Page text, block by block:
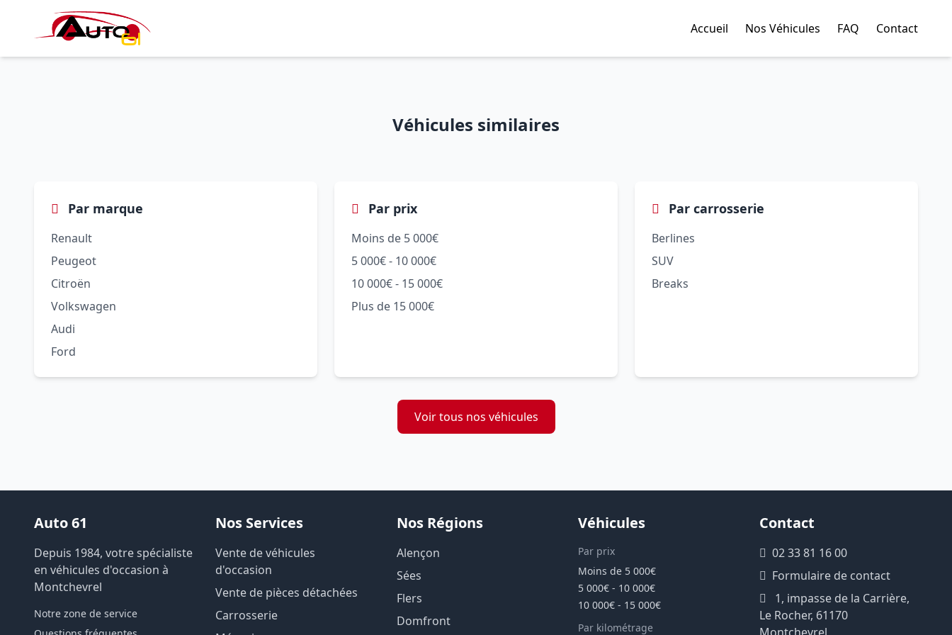
Accueil Nos Véhicules FAQ Contact
Véhicules similaires
Par marque
Renault
Peugeot
Citroën
Volkswagen
Audi
Ford
Par prix
Moins de 5 000€
5 000€ - 10 000€
10 000€ - 15 000€
Plus de 15 000€
Par carrosserie
Berlines
SUV
Breaks
Voir tous nos véhicules
Auto 61
Depuis 1984, votre spécialiste
en véhicules d'occasion à
Montchevrel
Notre zone de service
Nos Services
Vente de véhicules
d'occasion
Vente de pièces détachées
Carrosserie
Nos Régions
Alençon
Sées
Flers
Domfront
Véhicules
Par prix
Moins de 5 000€
5 000€ - 10 000€
10 000€ - 15 000€
Par kilométrage
Contact
02 33 81 16 00
Formulaire de contact
1, impasse de la Carrière,
Le Rocher, 61170